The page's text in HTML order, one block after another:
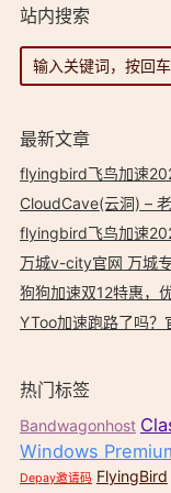
站内搜索
最新文章
flyingbird飞鸟加速
CloudCave(云洞) –
flyingbird飞鸟加速
万城v-city官网 万城
狗狗加速双12特惠，
YToo加速跑路了吗？
热门标签
Bandwagonhost
Windows
Depay邀请码 FlyingBird